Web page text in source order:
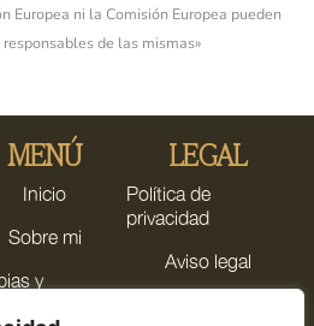
Europea ni la Comisión Europea pueden
de las mismas»
MENÚ
Inicio
Sobre mi
y
LEGAL
Política de
privacidad
Aviso legal